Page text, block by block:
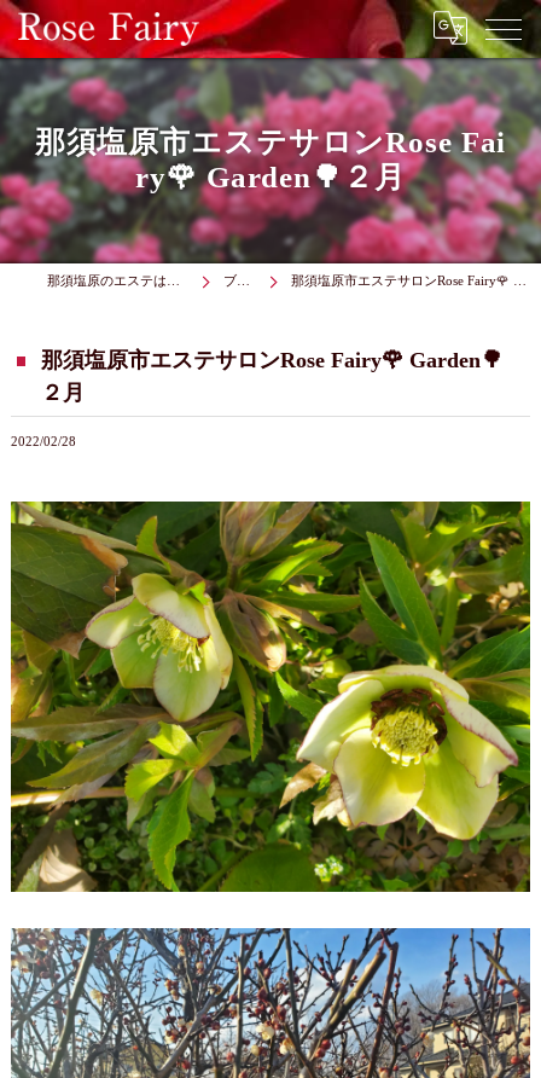
那須塩原市エステサロンRose Fai
ry🌹 Garden🌳２月
ブログ 那須塩原市エステサロンRose Fairy🌹 Garden🌳２月
那須塩原市エステサロンRose Fairy🌹 Garden🌳
２月
2022/02/28